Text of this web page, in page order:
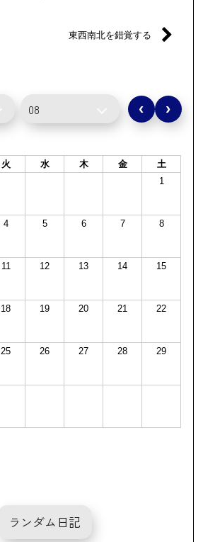
東西南北を錯覚する
‹ ›
火 水 木 金
土
1
4 5 6 7 8
11 12 13 14 15
18 19 20 21 22
25 26 27 28 29
ランダム日記